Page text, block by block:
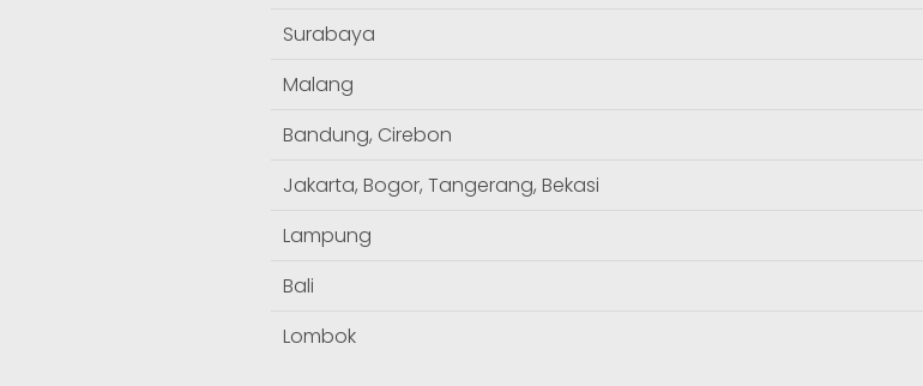
Surabaya
Malang
Bandung, Cirebon
Jakarta, Bogor, Tangerang, Bekasi
Lampung
Bali
Lombok